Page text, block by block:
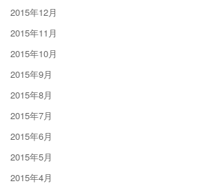
2015年12月
2015年11月
2015年10月
2015年9月
2015年8月
2015年7月
2015年6月
2015年5月
2015年4月